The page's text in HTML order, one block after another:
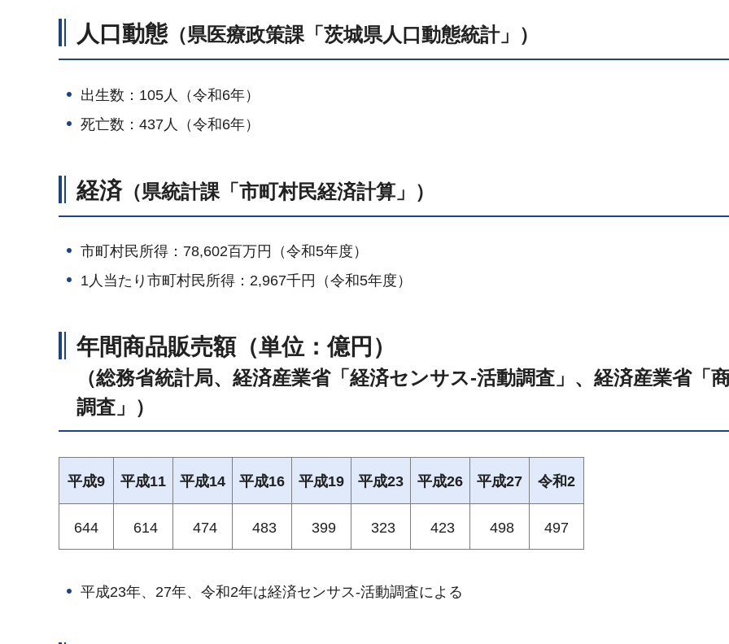
人口動態 （県医療政策課「茨城県人口動態統計」）
出生数：105人（令和6年）
死亡数：437人（令和6年）
経済（県統計課「市町村民経済計算」）
市町村民所得：78,602百万円（令和5年度）
1人当たり市町村民所得：2,967千円（令和5年度）
年間商品販売額（単位：億円）
（総務省統計局、経済産業省「経済センサス-活動調査」、経済産業省「
調査」）
平成9 平成11 平成14 平成16 平成19 平成23 平成26 平成27 令和2
644 614 474 483 399 323 423 498 497
平成23年、27年、令和2年は経済センサス-活動調査による